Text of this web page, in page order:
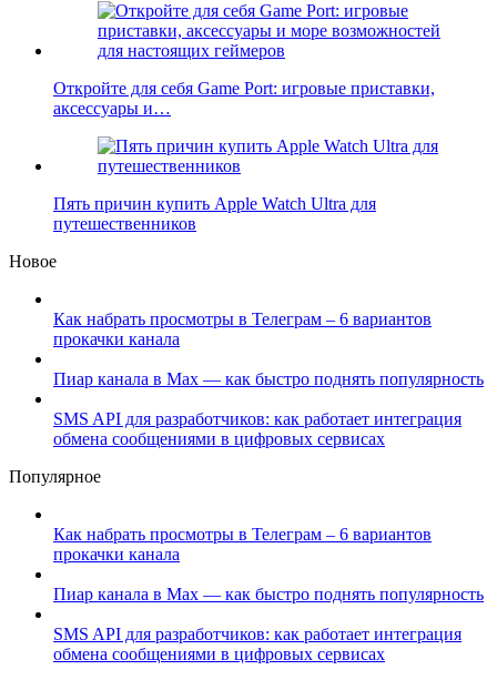
Откройте для себя Game Port: игровые приставки,
аксессуары и…
Пять причин купить Apple Watch Ultra для
путешественников
Новое
Как набрать просмотры в Телеграм – 6 вариантов
прокачки канала
Пиар канала в Max — как быстро поднять популярность
SMS API для разработчиков: как работает интеграция
обмена сообщениями в цифровых сервисах
Популярное
Как набрать просмотры в Телеграм – 6 вариантов
прокачки канала
Пиар канала в Max — как быстро поднять популярность
SMS API для разработчиков: как работает интеграция
обмена сообщениями в цифровых сервисах